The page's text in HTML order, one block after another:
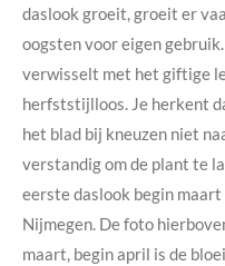
daslook groeit, groeit er
oogsten voor eigen
verwisselt met het giftige
herfststijlloos. Je herkent
het blad bij kneuzen niet
verstandig om de plant te
eerste daslook begin
Nijmegen. De foto
maart, begin april is de